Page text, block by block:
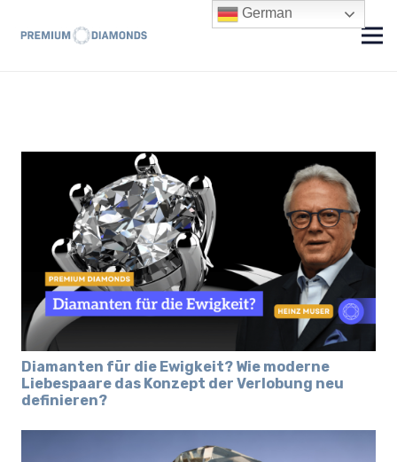
Diamanten für die Ewigkeit? Wie moderne
Liebespaare das Konzept der Verlobung neu
definieren?
German